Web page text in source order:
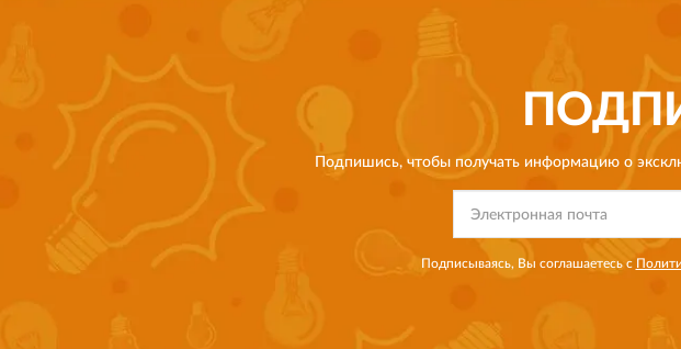
Подпишись, чтобы получать информацию о
Подписываясь, Вы соглашаетесь с